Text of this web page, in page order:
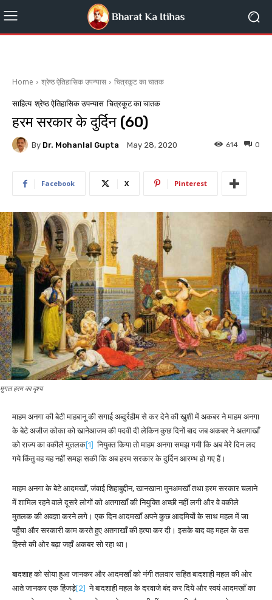
Home श्रेष्ठ ऐतिहासिक उपन्यास चित्रकूट का चातक
साहित्य श्रेष्ठ ऐतिहासिक उपन्यास चित्रकूट का चातक
हरम सरकार के दुर्दिन (60)
By Dr. Mohanlal Gupta May 28, 2020 0
614
Facebook X Pinterest
मुगल हरम का दृश्य
माहम अनगा की बेटी माहबानू की सगाई अब्दुर्रहीम से कर देने की खुशी में अकबर ने माहम अनगा
के बेटे अजीज कोका को खानेआजम की पदवी दी लेकिन कुछ दिनों बाद जब अकबर ने अतगाखाँ
को राज्य का वकीले मुतलक[1] नियुक्त किया तो माहम अनगा समझ गयी कि अब मेरे दिन लद
गये किंतु वह यह नहीं समझ सकी कि अब हरम सरकार के दुर्दिन आरम्भ हो गए हैं।
माहम अनगा के बेटे आदमखाँ, जंवाई शिहाबुद्दीन, खानखाना मुनअमखाँ तथा हरम सरकार चलाने
में शामिल रहने वाले दूसरे लोगों को अतगाखाँ की नियुक्ति अच्छी नहीं लगी और वे वकीले
मुतलक की अवज्ञा करने लगे। एक दिन आदमखाँ अपने कुछ आदमियों के साथ महल में जा
पहुँचा और सरकारी काम करते हुए अतगाखाँ की हत्या कर दी। इसके बाद वह महल के उस
हिस्से की ओर बढ़ा जहाँ अकबर सो रहा था।
बादशाह को सोया हुआ जानकर और आदमखाँ को नंगी तलवार सहित बादशाही महल की ओर
आते जानकर एक हिंजड़े[2] ने बादशाही महल के दरवाजे बंद कर दिये और स्वयं आदमखाँ का